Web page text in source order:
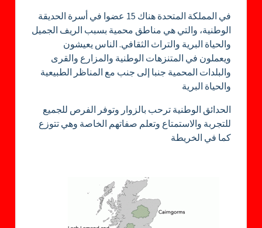
في المملكة المتحدة هناك 15 عضوا في أسرة الحديقة
الوطنية، والتي هي مناطق محمية بسبب الريف الجميل
والحياة البرية والتراث الثقافي. الناس يعيشون
ويعملون في المتنزهات الوطنية والمزارع والقرى
والبلدات المحمية جنبا إلى جنب مع المناظر الطبيعية
والحياة البرية
الحدائق الوطنية ترحب بالزوار وتوفر الفرص للجميع
للتجربة والاستمتاع وتعلم صفاتهم الخاصة وهي تتوزع
كما في الخريطة